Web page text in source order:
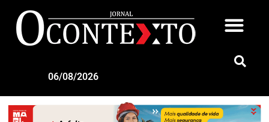
06/08/2026